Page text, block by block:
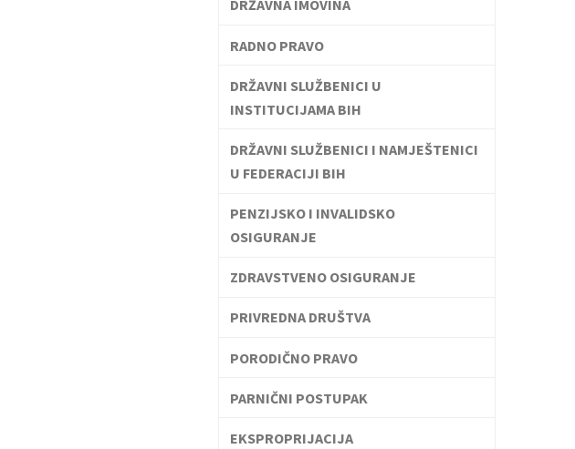
DRŽAVNA IMOVINA
RADNO PRAVO
DRŽAVNI SLUŽBENICI U
INSTITUCIJAMA BIH
DRŽAVNI SLUŽBENICI I NAMJEŠTENICI
U FEDERACIJI BIH
PENZIJSKO I INVALIDSKO
OSIGURANJE
ZDRAVSTVENO OSIGURANJE
PRIVREDNA DRUŠTVA
PORODIČNO PRAVO
PARNIČNI POSTUPAK
EKSPROPRIJACIJA